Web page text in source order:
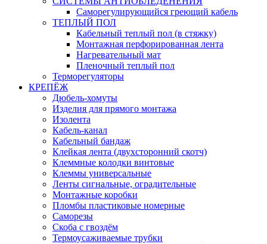
Саморегулирующийся греющий кабель
ТЕПЛЫЙ ПОЛ
Кабельный теплый пол (в стяжку)
Монтажная перфорированная лента
Нагревательный мат
Пленочный теплый пол
Терморегуляторы
КРЕПЁЖ
Дюбель-хомуты
Изделия для прямого монтажа
Изолента
Кабель-канал
Кабельный бандаж
Клейкая лента (двухсторонний скотч)
Клеммные колодки винтовые
Клеммы универсальные
Ленты сигнальные, оградительные
Монтажные коробки
Пломбы пластиковые номерные
Саморезы
Скоба с гвоздём
Термоусаживаемые трубки